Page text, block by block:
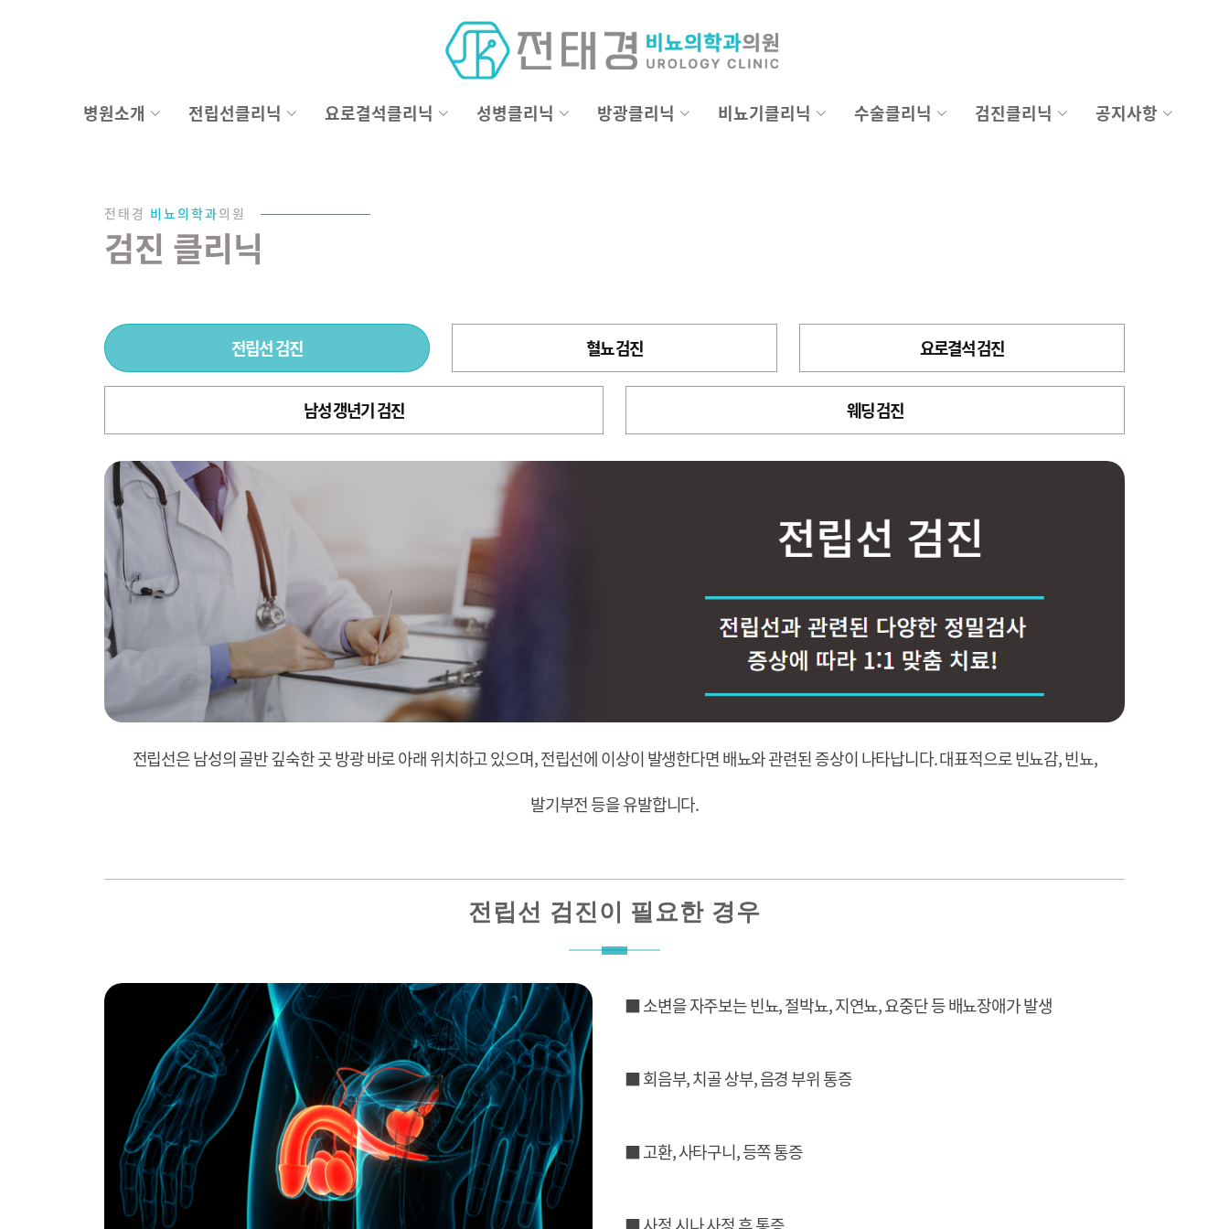
병원소개 전립선클리닉 요로결석클리닉 성병클리닉 방광클리닉 비뇨기클리닉 수술클리닉 검진클리닉 공지사항
전태경 비뇨의학과의원
검진 클리닉
전립선 검진 혈뇨 검진 요로결석 검진
남성 갱년기 검진 웨딩 검진
전립선은 남성의 골반 깊숙한 곳 방광 바로 아래 위치하고 있으며, 전립선에 이상이 발생한다면 배뇨와 관련된 증상이 나타납니다. 대표적으로 빈뇨감, 빈뇨,
발기부전 등을 유발합니다.
전립선 검진이 필요한 경우
■ 소변을 자주보는 빈뇨, 절박뇨, 지연뇨, 요중단 등 배뇨장애가 발생
■ 회음부, 치골 상부, 음경 부위 통증
■ 고환, 사타구니, 등쪽 통증